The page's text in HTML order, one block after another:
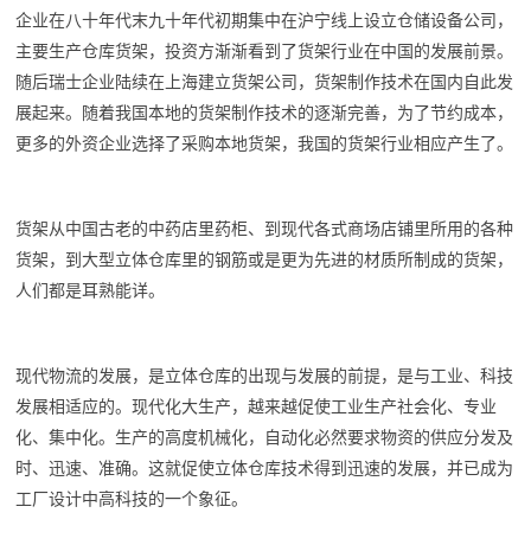
企业在八十年代末九十年代初期集中在沪宁线上设立仓储设备公司，
主要生产仓库货架，投资方渐渐看到了货架行业在中国的发展前景。
随后瑞士企业陆续在上海建立货架公司，货架制作技术在国内自此发
展起来。随着我国本地的货架制作技术的逐渐完善，为了节约成本，
更多的外资企业选择了采购本地货架，我国的货架行业相应产生了。
货架从中国古老的中药店里药柜、到现代各式商场店铺里所用的各种
货架，到大型立体仓库里的钢筋或是更为先进的材质所制成的货架，
人们都是耳熟能详。
现代物流的发展，是立体仓库的出现与发展的前提，是与工业、科技
发展相适应的。现代化大生产，越来越促使工业生产社会化、专业
化、集中化。生产的高度机械化，自动化必然要求物资的供应分发及
时、迅速、准确。这就促使立体仓库技术得到迅速的发展，并已成为
工厂设计中高科技的一个象征。